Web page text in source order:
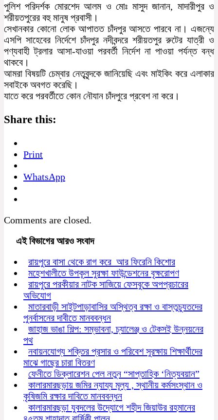
পুলিশ পরিদর্শক মোরশেদ আলম ও মোঃ মাসুদ জানান, মাদারীপুর ও
শরীয়তপুরের বহু মানুষ প্রবাসী।
সেখানকার কোনো লোক আপাতত চাঁদপুর আসতে পারবে না। এজন্যে
এসপি সাহেবের নির্দেশে চাঁদপুর নদীবন্দরে শরীয়তপুর রুটের যাত্রী ও
পণ্যবাহী ট্রলার আসা-যাওয়া পরবর্তী নির্দেশ না পাওয়া পর্যন্ত বন্ধ
থাকবে।
আমরা বিষয়টি চেম্বার নেতৃবৃন্দকে জানিয়েছি এবং মাইকিং করে এলাকার
সবাইকে অবগত করেছি।
যাতে করে পরবর্তীতে কোন নৌযান চাঁদপুরে প্রবেশ না করে।
Share this:
Print
WhatsApp
Comments are closed.
এই বিভাগের আরও সংবাদ
রায়পুরে বাসা থেকে রাগ করে আর ফিরেনি কিশোর
মহেশখালীতে উপকূল সুরক্ষা ফাউন্ডেশনের বৃক্ষরোপণ
রায়পুরে পরকীয়ার নাটক সাজিয়ে ফেসবুকে অপপ্রচারের
অভিযোগ
মাতারবাড়ী সাইটপাড়াবাসির অস্থিত্ব রক্ষা ও বাস্তুচ্যুতদের
পুনর্বাসনের দাবীতে মানববন্ধন
জাহাজ ভাঙা শিল্প: সম্ভাবনা, চ্যালেঞ্জ ও টেকসই উন্নয়নের
পথ
নবায়নযোগ্য শক্তির প্রসার ও পরিবেশ সুরক্ষায় শিক্ষার্থীদের
মাঝে গাছের চারা বিতরণ
ফেনীতে ডিক্লারেশন পেল নতুন “সাপ্তাহিক ‘নিত্যবয়ান”
কালারমারছড়ায় জমির ন্যায্য মূল্য , স্থানীয় কর্মসংস্থান ও
কৃষিজমি রক্ষার দাবিতে মানববন্ধন
কালারমারছড়া যুবদলের উদ্যোগে শহীদ জিয়াউর রহমানের